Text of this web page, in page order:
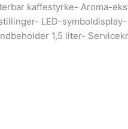
kaffestyrke- Aroma-
LED-
1,5 liter-